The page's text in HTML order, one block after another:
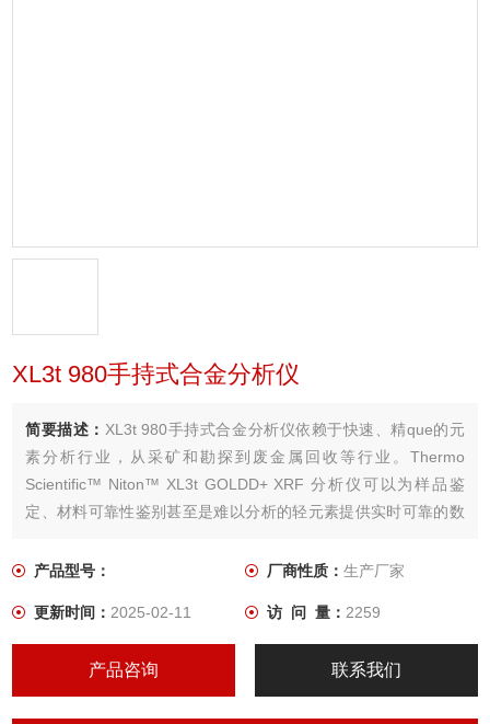
XL3t 980手持式合金分析仪
简要描述： XL3t 980手持式合金分析仪依赖于快速、精que的元
素分析行业，从采矿和勘探到废金属回收等行业。Thermo
Scientific™ Niton™ XL3t GOLDD+ XRF 分析仪可以为样品鉴
定、材料可靠性鉴别甚至是难以分析的轻元素提供实时可靠的数
产品型号：
厂商性质： 生产厂家
更新时间：2025-02-11 访 问 量： 2259
产品咨询 联系我们